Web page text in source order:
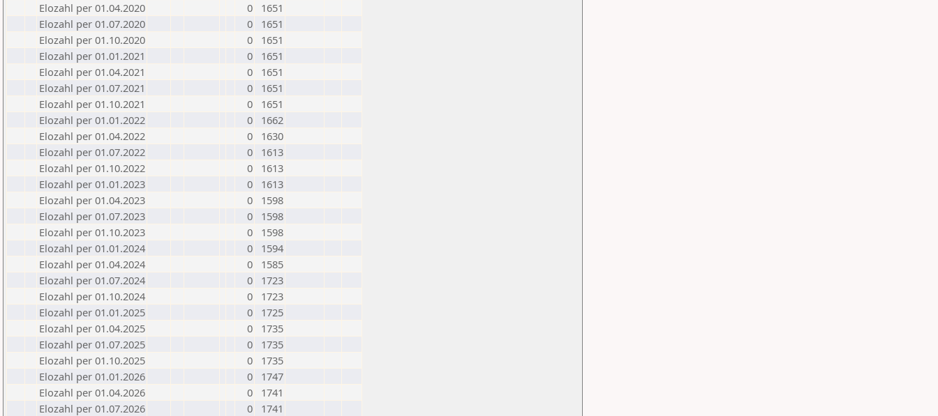
Elozahl per 01.04.2020
0
1651
Elozahl per 01.07.2020
0
1651
Elozahl per 01.10.2020
0
1651
Elozahl per 01.01.2021
0
1651
Elozahl per 01.04.2021
0
1651
Elozahl per 01.07.2021
0
1651
Elozahl per 01.10.2021
0
1651
Elozahl per 01.01.2022
0
1662
Elozahl per 01.04.2022
0
1630
Elozahl per 01.07.2022
0
1613
Elozahl per 01.10.2022
0
1613
Elozahl per 01.01.2023
0
1613
Elozahl per 01.04.2023
0
1598
Elozahl per 01.07.2023
0
1598
Elozahl per 01.10.2023
0
1598
Elozahl per 01.01.2024
0
1594
Elozahl per 01.04.2024
0
1585
Elozahl per 01.07.2024
0
1723
Elozahl per 01.10.2024
0
1723
Elozahl per 01.01.2025
0
1725
Elozahl per 01.04.2025
0
1735
Elozahl per 01.07.2025
0
1735
Elozahl per 01.10.2025
0
1735
Elozahl per 01.01.2026
0
1747
Elozahl per 01.04.2026
0
1741
Elozahl per 01.07.2026
0 1741